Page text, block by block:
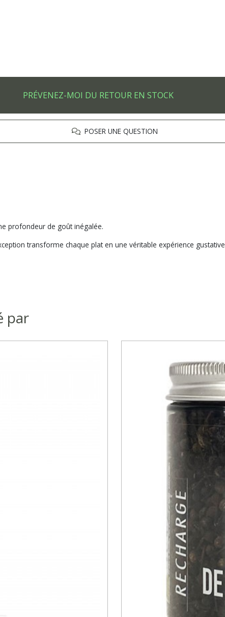
PRÉVENEZ-MOI DU RETOUR EN STOCK
POSER UNE QUESTION
profondeur de goût inégalée.
transforme chaque plat en une véritable expérience gustative
par